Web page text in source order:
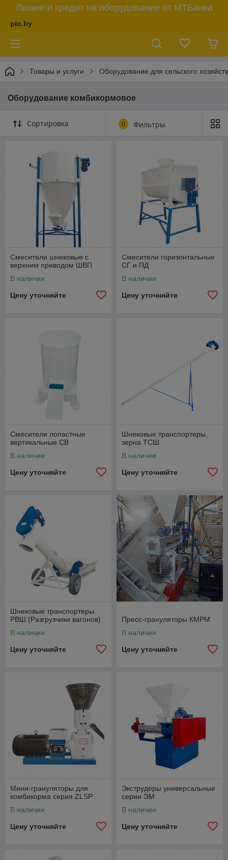
Лизинг и кредит на оборудование от МТБанка
ptc.by
Товары и услуги Оборудование для сельского
Оборудование комбикормовое
Сортировка 0 Фильтры
Смесители шнековые с
верхним приводом ШВП
В наличии
Цену уточняйте
Смесители горизонтальные
СГ и ПД
В наличии
Цену уточняйте
Смесители лопастные
вертикальные СВ
В наличии
Цену уточняйте
Шнековые транспортеры
зерна ТСШ
В наличии
Цену уточняйте
Шнековые транспортеры
РВШ (Разгрузчики вагонов)
В наличии
Цену уточняйте
Пресс-грануляторы КМРМ
В наличии
Цену уточняйте
Мини-грануляторы для
комбикорма серия ZLSP
В наличии
Цену уточняйте
Экструдеры универсальные
серии ЭМ
В наличии
Цену уточняйте